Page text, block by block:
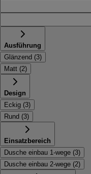
Ausführung
Glänzend (3)
Matt (2)
Design
Eckig (3)
Rund (3)
Einsatzbereich
Dusche einbau 1-wege (3)
Dusche einbau 2-wege (2)